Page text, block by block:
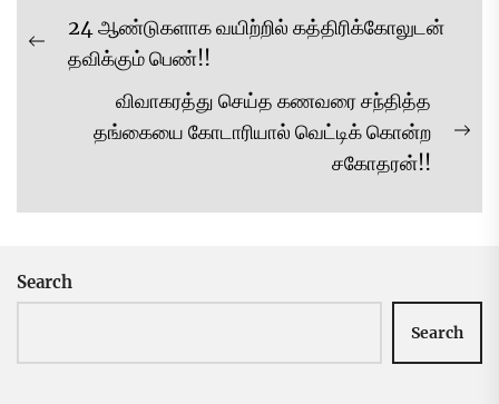
Post
navigation
Previous
24 ஆண்டுகளாக வயிற்றில் கத்திரிக்கோலுடன்
தவிக்கும் பெண்!!
விவாகரத்து செய்த கணவரை சந்தித்த
தங்கையை கோடாரியால் வெட்டிக் கொன்ற
சகோதரன்!!
Search
Search